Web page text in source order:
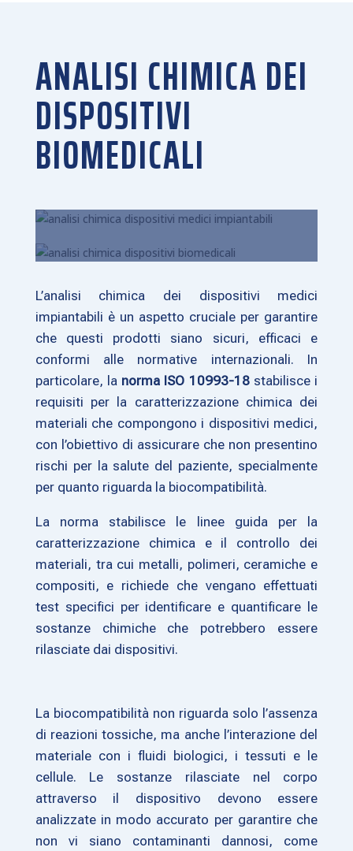
ANALISI CHIMICA DEI
DISPOSITIVI
BIOMEDICALI
L’analisi chimica dei dispositivi medici
impiantabili è un aspetto cruciale per garantire
che questi prodotti siano sicuri, efficaci e
conformi alle normative internazionali. In
particolare, la norma ISO 10993-18stabilisce i
requisiti per la caratterizzazione chimica dei
materiali che compongono i dispositivi medici,
con l’obiettivo di assicurare che non presentino
rischi per la salute del paziente, specialmente
per quanto riguarda la biocompatibilità.
La norma stabilisce le linee guida per la
caratterizzazione chimica e il controllo dei
materiali, tra cui metalli, polimeri, ceramiche e
compositi, e richiede che vengano effettuati
test specifici per identificare e quantificare le
sostanze chimiche che potrebbero essere
rilasciate dai dispositivi.
La biocompatibilità non riguarda solo l’assenza
di reazioni tossiche, ma anche l’interazione del
materiale con i fluidi biologici, i tessuti e le
cellule. Le sostanze rilasciate nel corpo
attraverso il dispositivo devono essere
analizzate in modo accurato per garantire che
non vi siano contaminanti dannosi, come